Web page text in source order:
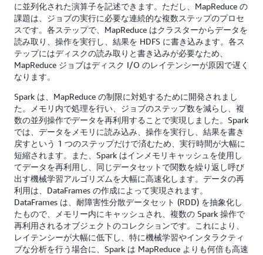
に並列化された演算子を記述できます。ただし、MapReduce の
課題は、ジョブの実行に必要な連続的な複数ステップのプロセ
スです。各ステップで、MapReduce はクラスターからデータを
読み取り、操作を実行し、結果を HDFS に書き込みます。各ス
テップにはディスクの読み取りと書き込みが必要なため、
MapReduce ジョブはディスク I/O のレイテンシーが原因で遅く
なります。
Spark は、MapReduce の制限に対処するために開発されまし
た。メモリ内で処理を行い、ジョブのステップ数を減らし、複
数の並列操作でデータを再利用することで実現しました。Spark
では、データをメモリに読み込み、操作を実行し、結果を書き
戻すという 1 つのステップだけで済むため、実行時間が大幅に
短縮されます。また、Spark はインメモリキャッシュを使用し
てデータを再利用し、同じデータセットで関数を繰り返し呼び
出す機械学習アルゴリズムを大幅に高速化します。データの再
利用は、DataFrames の作成によって実現されます。
DataFrames は、耐障害性分散データセット (RDD) を抽象化し
たもので、メモリー内にキャッシュされ、複数の Spark 操作で
再利用されるオブジェクトのコレクションです。これにより、
レイテンシーが大幅に低下し、特に機械学習やインタラクティ
ブな分析を行う場合に、Spark は MapReduce よりも何倍も高速